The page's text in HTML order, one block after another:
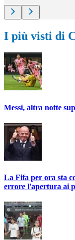
I più visti di
Messi, altra notte
La Fifa per ora sta
errore l'apertura ai